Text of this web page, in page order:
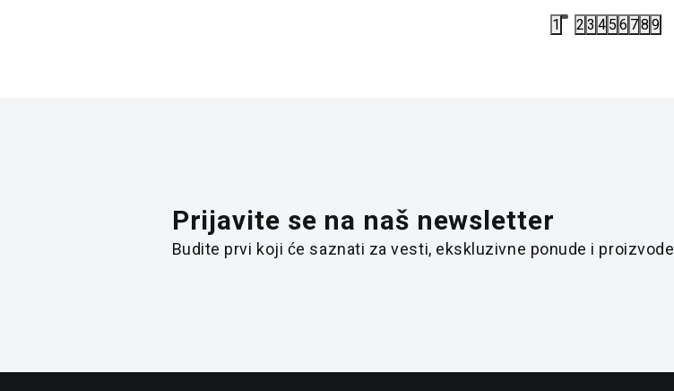
1 2 3 4 5 6 78 9
Prijavite se na naš newsletter
Budite prvi koji će saznati za vesti, ekskluzivne ponude i proizvode